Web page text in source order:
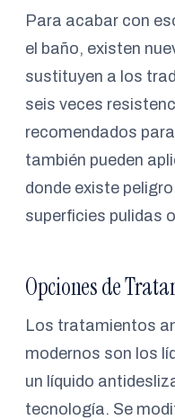
Para acabar con
el baño, existen
sustituyen a los
seis veces
recomendados
también pueden
donde existe
superficies pulidas
Opciones de
Los tratamientos
modernos son los
un líquido
tecnología. Se